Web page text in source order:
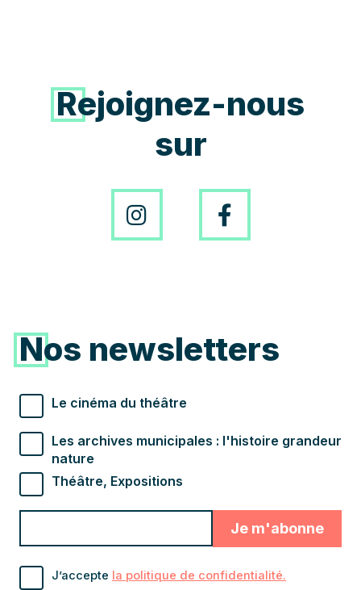
Rejoignez-nous
sur
Instagram
Nos newsletters
Types de newsletter souhaités
Le cinéma du théâtre
Les archives municipales : l'histoire grandeur
nature
Théâtre, Expositions
J’accepte la politique de confidentialité.